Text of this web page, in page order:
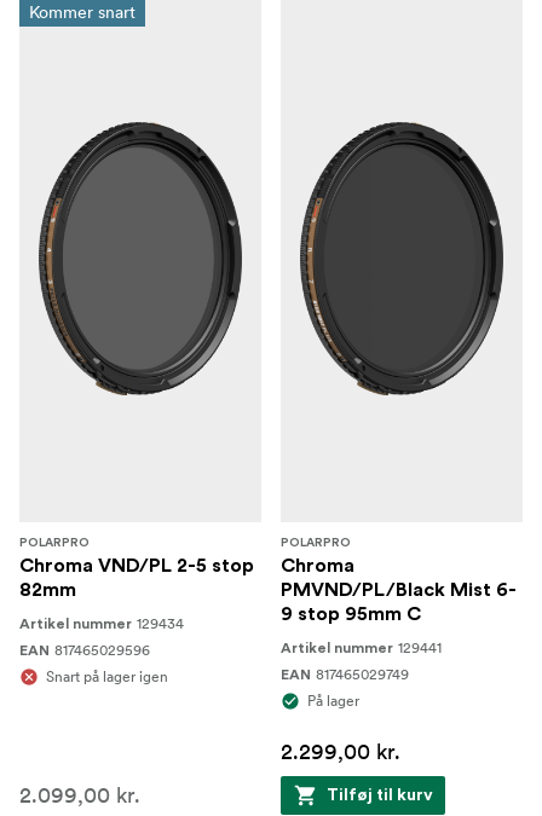
Kommer snart
POLARPRO
Chroma VND/PL 2-5 stop
82mm
Artikel nummer 129434
EAN 817465029596
Snart på lager igen
2.099,00 kr.
POLARPRO
Chroma
PMVND/PL/Black Mist 6-
9 stop 95mm C
Artikel nummer 129441
EAN 817465029749
På lager
2.299,00 kr.
Tilføj til kurv